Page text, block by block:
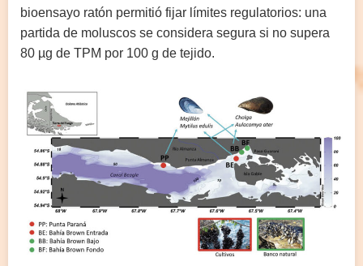
bioensayo ratón permitió fijar límites regulatorios: una
partida de moluscos se considera segura si no supera
80 µg de TPM por 100 g de tejido.